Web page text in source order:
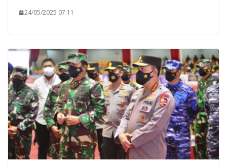
24/05/2025 07:11